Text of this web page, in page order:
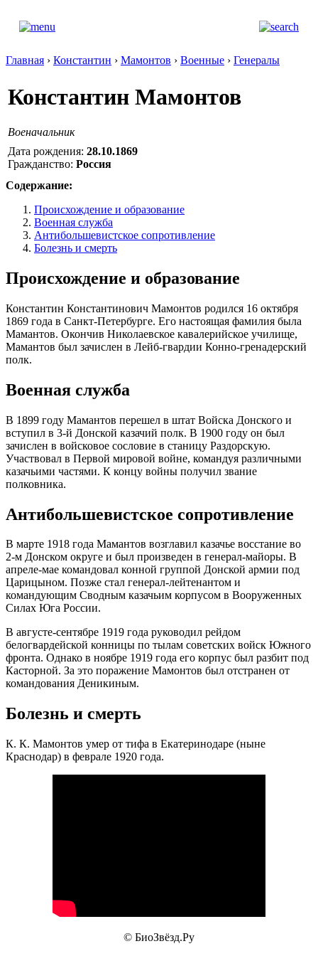
Главная › Константин › Мамонтов › Военные › Генералы
Константин Мамонтов
Военачальник
Дата рождения: 28.10.1869
Гражданство: Россия
Содержание:
Происхождение и образование
Военная служба
Антибольшевистское сопротивление
Болезнь и смерть
Происхождение и образование
Константин Константинович Мамонтов родился 16 октября
1869 года в Санкт-Петербурге. Его настоящая фамилия была
Мамантов. Окончив Николаевское кавалерийское училище,
Мамантов был зачислен в Лейб-гвардии Конно-гренадерский
полк.
Военная служба
В 1899 году Мамантов перешел в штат Войска Донского и
вступил в 3-й Донской казачий полк. В 1900 году он был
зачислен в войсковое сословие в станицу Раздорскую.
Участвовал в Первой мировой войне, командуя различными
казачьими частями. К концу войны получил звание
полковника.
Антибольшевистское сопротивление
В марте 1918 года Мамантов возглавил казачье восстание во
2-м Донском округе и был произведен в генерал-майоры. В
апреле-мае командовал конной группой Донской армии под
Царицыном. Позже стал генерал-лейтенантом и
командующим Сводным казачьим корпусом в Вооруженных
Силах Юга России.
В августе-сентябре 1919 года руководил рейдом
белогвардейской конницы по тылам советских войск Южного
фронта. Однако в ноябре 1919 года его корпус был разбит под
Касторной. За это поражение Мамонтов был отстранен от
командования Деникиным.
Болезнь и смерть
К. К. Мамонтов умер от тифа в Екатеринодаре (ныне
Краснодар) в феврале 1920 года.
© БиоЗвёзд.Ру